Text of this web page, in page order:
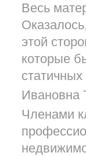
Весь
этой
которые
Ивановна
Членами